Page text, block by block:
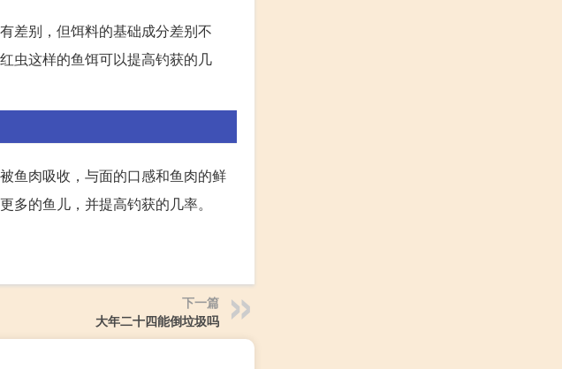
差别，但饵料的基础成分差别不
虫这样的鱼饵可以提高钓获的几
鱼肉吸收，与面的口感和鱼肉的鲜
的鱼儿，并提高钓获的几率。
下一篇
大年二十四能倒垃圾吗